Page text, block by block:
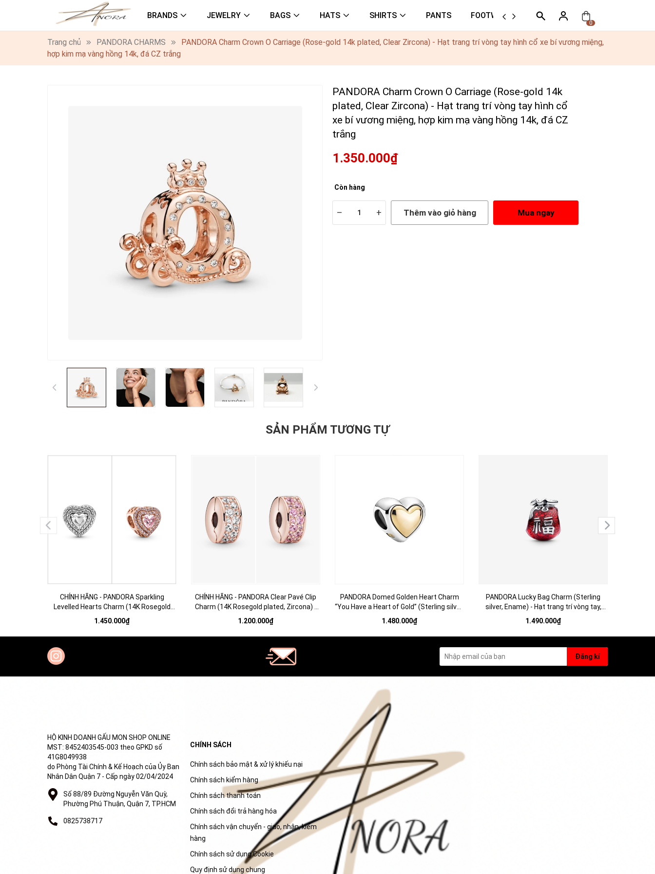
BRANDS JEWELRY BAGS HATS SHIRTS PANTS FOOTWEAR ORTHER
0
Trang chủ PANDORA CHARMS
PANDORA Charm Crown O Carriage (Rose-gold 14k plated, Clear Zircona) - Hạt trang trí vòng tay hình cổ xe bí vương miệng,
hợp kim mạ vàng hồng 14k, đá CZ trắng
PANDORA Charm Crown O Carriage (Rose-gold 14k
plated, Clear Zircona) - Hạt trang trí vòng tay hình cổ
xe bí vương miệng, hợp kim mạ vàng hồng 14k, đá CZ
trắng
1.350.000₫
Còn hàng
– + Thêm vào giỏ hàng Mua ngay
SẢN PHẨM TƯƠNG TỰ
CHÍNH HÃNG - PANDORA Sparkling
Levelled Hearts Charm (14K Rosegold
plated / Silver Sterling 925, Zircona) Hạt
trang trí vòng tay hình trái tim
1.450.000₫
CHÍNH HÃNG - PANDORA Clear Pavé Clip
Charm (14K Rosegold plated, Zircona) -
Hạt trang trí vòng tay, chốt bấm, hỗn hợp
kim loại mạ vàng hồng 14k
1.200.000₫
PANDORA Domed Golden Heart Charm
“You Have a Heart of Gold” (Sterling silver,
14K Gold) - Hạt trang trí vòng tay hình trái
1.480.000₫
PANDORA Lucky Bag Charm (Sterling
silver, Ename) - Hạt trang trí vòng tay,
hình chiếc túi màu đỏ tráng men, chữ
“Fu” hay “ Phú - Phúc”. (chỉ gồm hạt
Charm - không gồm vòng tay).
1.490.000₫
hạt
Đăng kí
HỘ KINH DOANH GẤU MON SHOP ONLINE
MST: 8452403545-003 theo GPKD số
41G8049938
do Phòng Tài Chính & Kế Hoạch của Ủy Ban
Nhân Dân Quận 7 - Cấp ngày 02/04/2024
Số 88/89 Đường Nguyễn Văn Quỳ,
Phường Phú Thuận, Quận 7, TP.HCM
0825738717
CHÍNH SÁCH
Chính sách bảo mật & xử lý khiếu nại
Chính sách kiểm hàng
Chính sách thanh toán
Chính sách đổi trả hàng hóa
Chính sách vận chuyển - giao, nhận, kiểm
hàng
Chính sách sử dụng Cookie
Quy định sử dụng chung